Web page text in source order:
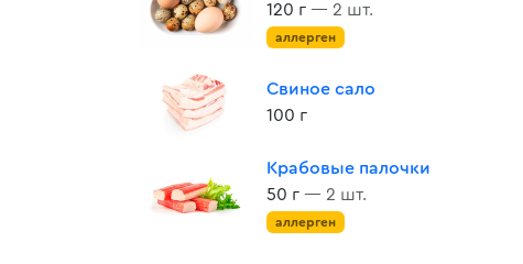
120 г — 2 шт.
аллерген
Свиное сало
100 г
Крабовые палочки
50 г — 2 шт.
аллерген